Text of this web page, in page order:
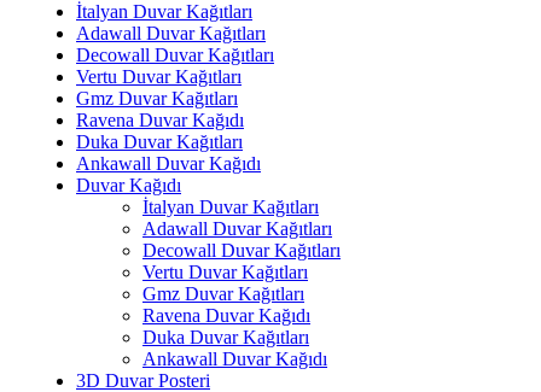
İtalyan Duvar Kağıtları
Adawall Duvar Kağıtları
Decowall Duvar Kağıtları
Vertu Duvar Kağıtları
Gmz Duvar Kağıtları
Ravena Duvar Kağıdı
Duka Duvar Kağıtları
Ankawall Duvar Kağıdı
Duvar Kağıdı
İtalyan Duvar Kağıtları
Adawall Duvar Kağıtları
Decowall Duvar Kağıtları
Vertu Duvar Kağıtları
Gmz Duvar Kağıtları
Ravena Duvar Kağıdı
Duka Duvar Kağıtları
Ankawall Duvar Kağıdı
3D Duvar Posteri